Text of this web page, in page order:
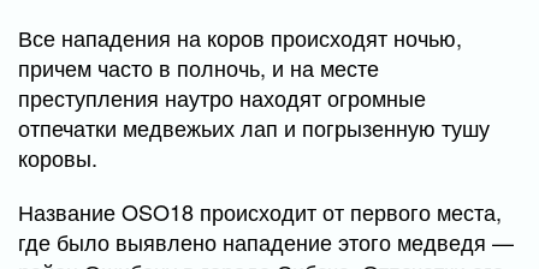
Все нападения на коров происходят ночью,
причем часто в полночь, и на месте
преступления наутро находят огромные
отпечатки медвежьих лап и погрызенную тушу
коровы.
Название OSO18 происходит от первого места,
где было выявлено нападение этого медведя —